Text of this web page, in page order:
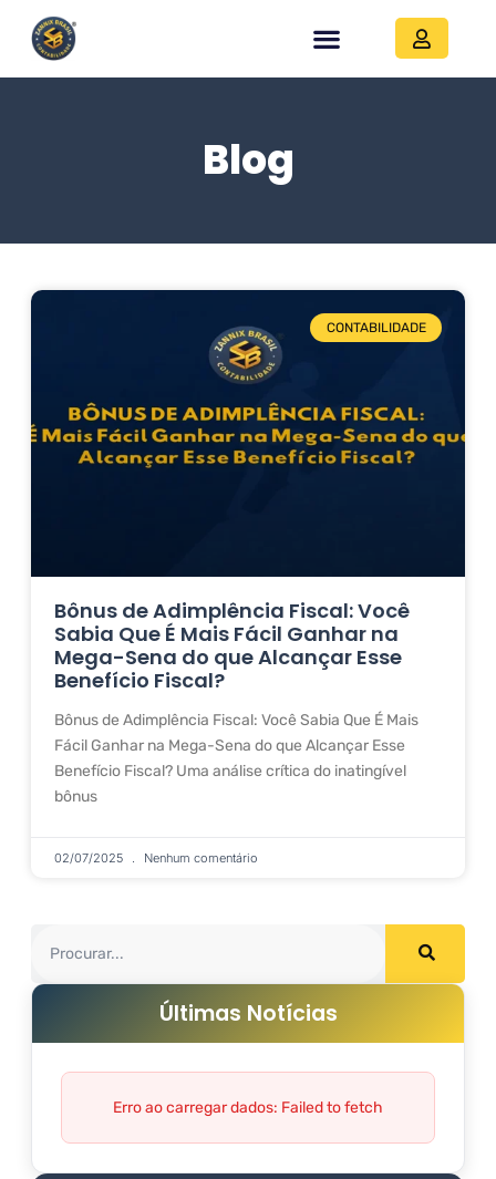
Blog
CONTABILIDADE
Bônus de Adimplência Fiscal: Você
Sabia Que É Mais Fácil Ganhar na
Mega-Sena do que Alcançar Esse
Benefício Fiscal?
Bônus de Adimplência Fiscal: Você Sabia Que É Mais
Fácil Ganhar na Mega-Sena do que Alcançar Esse
Benefício Fiscal? Uma análise crítica do inatingível
bônus
02/07/2025 Nenhum comentário
Últimas Notícias
Erro ao carregar dados: Failed to fetch